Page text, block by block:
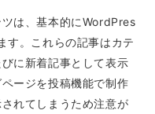
は、基本的にWordPres
す。これらの記事はカテ
に新着記事として表示
ージを投稿機能で制作
れてしまうため注意が